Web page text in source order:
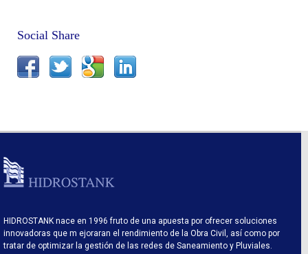
Social Share
HIDROSTANK nace en 1996 fruto de una apuesta por ofrecer soluciones
innovadoras que m ejoraran el rendimiento de la Obra Civil, así como por
tratar de optimizar la gestión de las redes de Saneamiento y Pluviales.